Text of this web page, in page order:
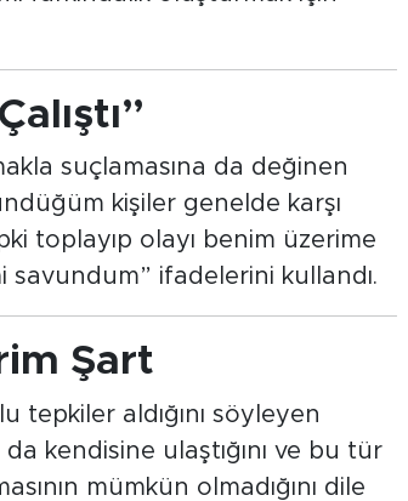
suçlamasına da değinen
kişiler genelde karşı
toplayıp olayı benim üzerime
savundum” ifadelerini kullandı.
Şart
aldığını söyleyen
kendisine ulaştığını ve bu tür
mümkün olmadığını dile